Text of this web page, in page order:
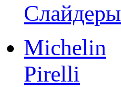
Слайдеры
Michelin
Pirelli